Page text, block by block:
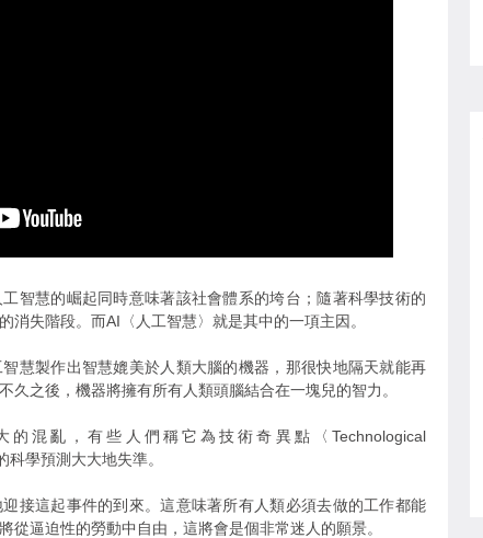
智慧的崛起同時意味著該社會體系的垮台；隨著科學技術的
消失階段。而AI〈人工智慧〉就是其中的一項主因。
慧製作出智慧媲美於人類大腦的機器，那很快地隔天就能再
久之後，機器將擁有所有人類頭腦結合在一塊兒的智力。
混亂，有些人們稱它為技術奇異點〈Technological
學預測大大地失準。
接這起事件的到來。這意味著所有人類必須去做的工作都能
從逼迫性的勞動中自由，這將會是個非常迷人的願景。